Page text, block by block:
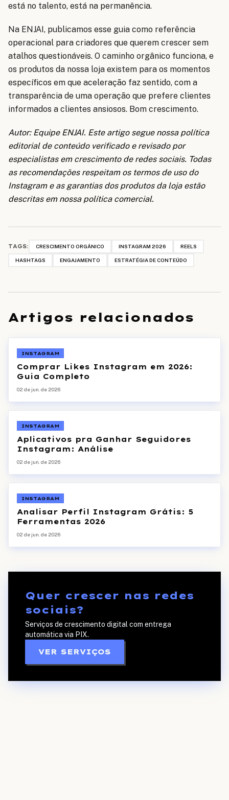
está no talento, está na permanência.
Na ENJAI, publicamos esse guia como referência
operacional para criadores que querem crescer sem
atalhos questionáveis. O caminho orgânico funciona, e
os produtos da nossa loja existem para os momentos
específicos em que aceleração faz sentido, com a
transparência de uma operação que prefere clientes
informados a clientes ansiosos. Bom crescimento.
Autor: Equipe ENJAI. Este artigo segue nossa política
editorial de conteúdo verificado e revisado por
especialistas em crescimento de redes sociais. Todas
as recomendações respeitam os termos de uso do
Instagram e as garantias dos produtos da loja estão
descritas em nossa política comercial.
TAGS: CRESCIMENTO ORGÂNICO INSTAGRAM 2026 REELS
HASHTAGS ENGAJAMENTO ESTRATÉGIA DE CONTEÚDO
Artigos relacionados
INSTAGRAM
Comprar Likes Instagram em 2026:
Guia Completo
02 de jun. de 2026
INSTAGRAM
Aplicativos pra Ganhar Seguidores
Instagram: Análise
02 de jun. de 2026
INSTAGRAM
Analisar Perfil Instagram Grátis: 5
Ferramentas 2026
02 de jun. de 2026
Quer crescer nas redes
sociais?
Serviços de crescimento digital com entrega
automática via PIX.
VER SERVIÇOS